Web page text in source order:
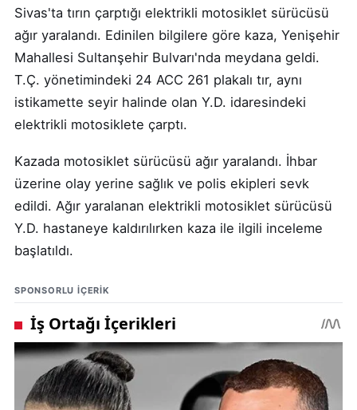
Sivas'ta tırın çarptığı elektrikli motosiklet sürücüsü
ağır yaralandı. Edinilen bilgilere göre kaza, Yenişehir
Mahallesi Sultanşehir Bulvarı'nda meydana geldi.
T.Ç. yönetimindeki 24 ACC 261 plakalı tır, aynı
istikamette seyir halinde olan Y.D. idaresindeki
elektrikli motosiklete çarptı.
Kazada motosiklet sürücüsü ağır yaralandı. İhbar
üzerine olay yerine sağlık ve polis ekipleri sevk
edildi. Ağır yaralanan elektrikli motosiklet sürücüsü
Y.D. hastaneye kaldırılırken kaza ile ilgili inceleme
başlatıldı.
SPONSORLU IÇERIK